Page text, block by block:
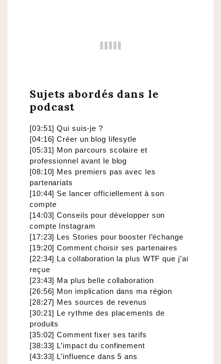
Sujets abordés dans le
podcast
[03:51] Qui suis-je ?
[04:16] Créer un blog lifesytle
[05:31] Mon parcours scolaire et
professionnel avant le blog
[08:10] Mes premiers pas avec les
partenariats
[10:44] Se lancer officiellement à son
compte
[14:03] Conseils pour développer son
compte Instagram
[17:23] Les Stories pour booster l’échange
[19:20] Comment choisir ses partenaires
[22:34] La collaboration la plus WTF que j’ai
reçue
[23:43] Ma plus belle collaboration
[26:56] Mon implication dans ma région
[28:27] Mes sources de revenus
[30:21] Le rythme des placements de
produits
[35:02] Comment fixer ses tarifs
[38:33] L’impact du confinement
[43:33] L’influence dans 5 ans